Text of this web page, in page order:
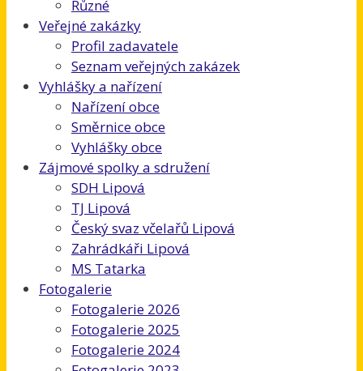
Různé
Veřejné zakázky
Profil zadavatele
Seznam veřejných zakázek
Vyhlášky a nařízení
Nařízení obce
Směrnice obce
Vyhlášky obce
Zájmové spolky a sdružení
SDH Lipová
TJ Lipová
Český svaz včelařů Lipová
Zahrádkáři Lipová
MS Tatarka
Fotogalerie
Fotogalerie 2026
Fotogalerie 2025
Fotogalerie 2024